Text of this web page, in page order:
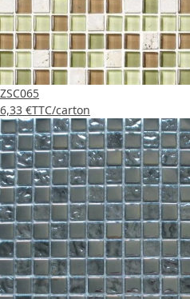
ZSC065
6,33 €TTC/carton